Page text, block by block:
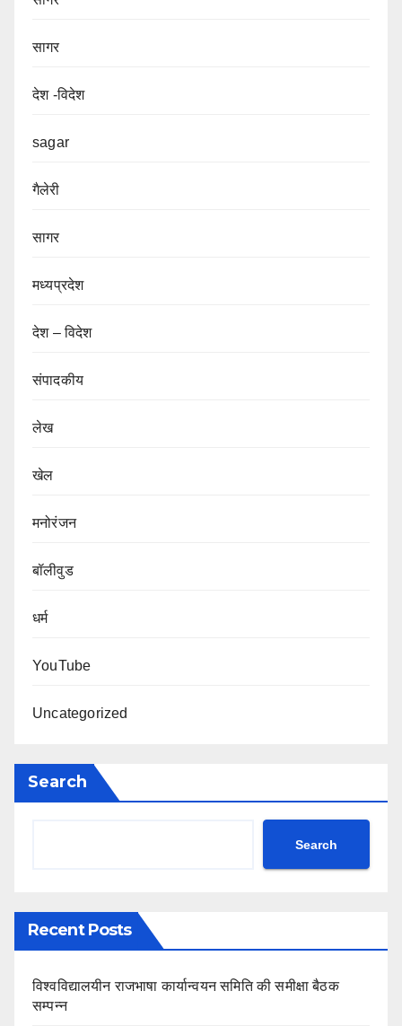
सागर
देश -विदेश
sagar
गैलेरी
सागर
मध्यप्रदेश
देश – विदेश
संपादकीय
लेख
खेल
मनोरंजन
बॉलीवुड
धर्म
YouTube
Uncategorized
Search
Search
Recent Posts
विश्वविद्यालयीन राजभाषा कार्यान्वयन समिति की समीक्षा बैठक
सम्पन्न